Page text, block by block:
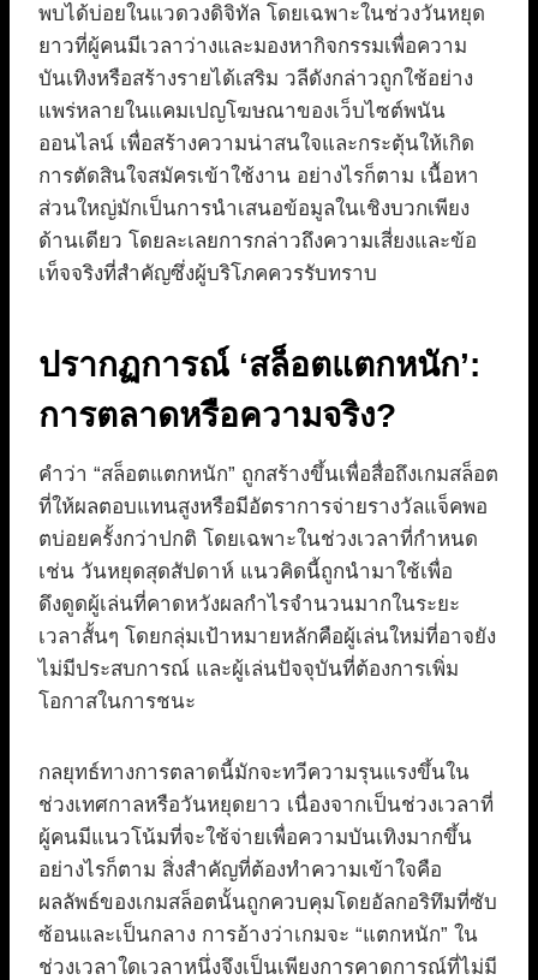
พบได้บ่อยในแวดวงดิจิทัล โดยเฉพาะในช่วงวันหยุด
ยาวที่ผู้คนมีเวลาว่างและมองหากิจกรรมเพื่อความ
บันเทิงหรือสร้างรายได้เสริม วลีดังกล่าวถูกใช้อย่าง
แพร่หลายในแคมเปญโฆษณาของเว็บไซต์พนัน
ออนไลน์ เพื่อสร้างความน่าสนใจและกระตุ้นให้เกิด
การตัดสินใจสมัครเข้าใช้งาน อย่างไรก็ตาม เนื้อหา
ส่วนใหญ่มักเป็นการนำเสนอข้อมูลในเชิงบวกเพียง
ด้านเดียว โดยละเลยการกล่าวถึงความเสี่ยงและข้อ
เท็จจริงที่สำคัญซึ่งผู้บริโภคควรรับทราบ
ปรากฏการณ์ ‘สล็อตแตกหนัก’:
การตลาดหรือความจริง?
คำว่า “สล็อตแตกหนัก” ถูกสร้างขึ้นเพื่อสื่อถึงเกมสล็อต
ที่ให้ผลตอบแทนสูงหรือมีอัตราการจ่ายรางวัลแจ็คพอ
ตบ่อยครั้งกว่าปกติ โดยเฉพาะในช่วงเวลาที่กำหนด
เช่น วันหยุดสุดสัปดาห์ แนวคิดนี้ถูกนำมาใช้เพื่อ
ดึงดูดผู้เล่นที่คาดหวังผลกำไรจำนวนมากในระยะ
เวลาสั้นๆ โดยกลุ่มเป้าหมายหลักคือผู้เล่นใหม่ที่อาจยัง
ไม่มีประสบการณ์ และผู้เล่นปัจจุบันที่ต้องการเพิ่ม
โอกาสในการชนะ
กลยุทธ์ทางการตลาดนี้มักจะทวีความรุนแรงขึ้นใน
ช่วงเทศกาลหรือวันหยุดยาว เนื่องจากเป็นช่วงเวลาที่
ผู้คนมีแนวโน้มที่จะใช้จ่ายเพื่อความบันเทิงมากขึ้น
อย่างไรก็ตาม สิ่งสำคัญที่ต้องทำความเข้าใจคือ
ผลลัพธ์ของเกมสล็อตนั้นถูกควบคุมโดยอัลกอริทึมที่ซับ
ซ้อนและเป็นกลาง การอ้างว่าเกมจะ “แตกหนัก” ใน
ช่วงเวลาใดเวลาหนึ่งจึงเป็นเพียงการคาดการณ์ที่ไม่มี